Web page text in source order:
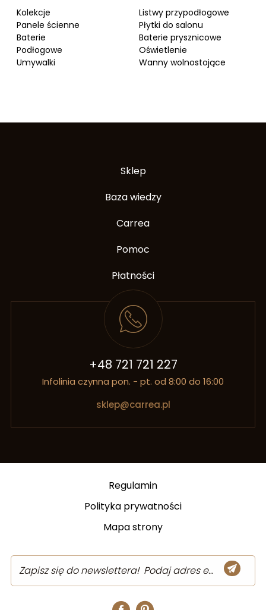
Kolekcje
Listwy przypodłogowe
Panele ścienne
Płytki do salonu
Baterie
Baterie prysznicowe
Podłogowe
Oświetlenie
Umywalki
Wanny wolnostojące
Sklep
Baza wiedzy
Carrea
Pomoc
Płatności
+48 721 721 227
Infolinia czynna pon. - pt. od 8:00 do 16:00
sklep@carrea.pl
Regulamin
Polityka prywatności
Mapa strony